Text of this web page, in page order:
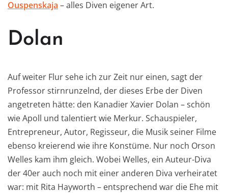
Ouspenskaja – alles Diven eigener Art.
Dolan
Auf weiter Flur sehe ich zur Zeit nur einen, sagt der
Professor stirnrunzelnd, der dieses Erbe der Diven
angetreten hätte: den Kanadier Xavier Dolan – schön
wie Apoll und talentiert wie Merkur. Schauspieler,
Entrepreneur, Autor, Regisseur, die Musik seiner Filme
ebenso kreierend wie ihre Konstüme. Nur noch Orson
Welles kam ihm gleich. Wobei Welles, ein Auteur-Diva
der 40er auch noch mit einer anderen Diva verheiratet
war: mit Rita Hayworth – entsprechend war die Ehe mit